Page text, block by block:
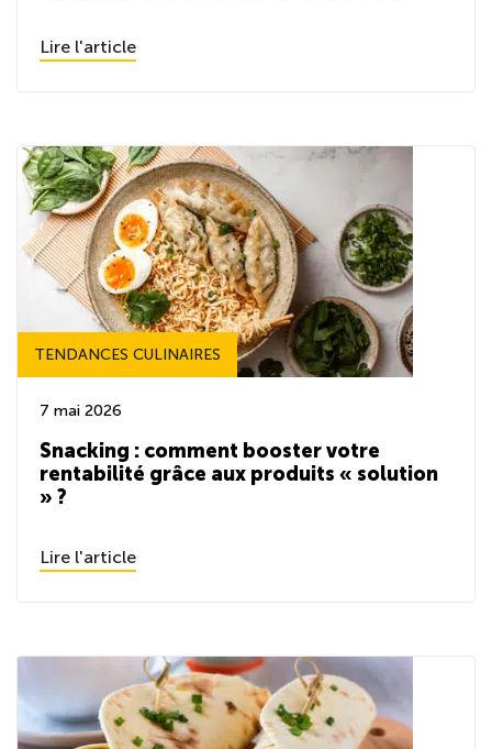
Lire l'article
TENDANCES CULINAIRES
7 mai 2026
Snacking : comment booster votre
rentabilité grâce aux produits « solution
» ?
Lire l'article